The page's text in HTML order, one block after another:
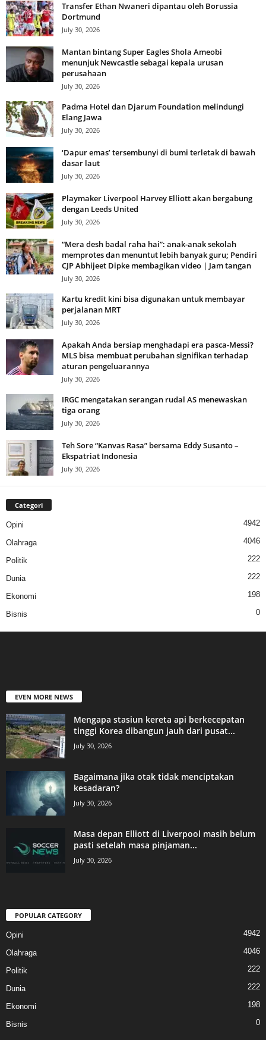
Transfer Ethan Nwaneri dipantau oleh Borussia
Dortmund
July 30, 2026
Mantan bintang Super Eagles Shola Ameobi
menunjuk Newcastle sebagai kepala urusan
perusahaan
July 30, 2026
Padma Hotel dan Djarum Foundation melindungi
Elang Jawa
July 30, 2026
‘Dapur emas’ tersembunyi di bumi terletak di bawah
dasar laut
July 30, 2026
Playmaker Liverpool Harvey Elliott akan bergabung
dengan Leeds United
July 30, 2026
“Mera desh badal raha hai”: anak-anak sekolah
memprotes dan menuntut lebih banyak guru; Pendiri
CJP Abhijeet Dipke membagikan video | Jam tangan
July 30, 2026
Kartu kredit kini bisa digunakan untuk membayar
perjalanan MRT
July 30, 2026
Apakah Anda bersiap menghadapi era pasca-Messi?
MLS bisa membuat perubahan signifikan terhadap
aturan pengeluarannya
July 30, 2026
IRGC mengatakan serangan rudal AS menewaskan
tiga orang
July 30, 2026
Teh Sore “Kanvas Rasa” bersama Eddy Susanto –
Ekspatriat Indonesia
July 30, 2026
Categori
Opini 4942
Olahraga 4046
Politik 222
Dunia 222
Ekonomi 198
Bisnis 0
EVEN MORE NEWS
Mengapa stasiun kereta api berkecepatan
tinggi Korea dibangun jauh dari pusat...
July 30, 2026
Bagaimana jika otak tidak menciptakan
kesadaran?
July 30, 2026
Masa depan Elliott di Liverpool masih belum
pasti setelah masa pinjaman...
July 30, 2026
POPULAR CATEGORY
Opini 4942
Olahraga 4046
Politik 222
Dunia 222
Ekonomi 198
Bisnis 0